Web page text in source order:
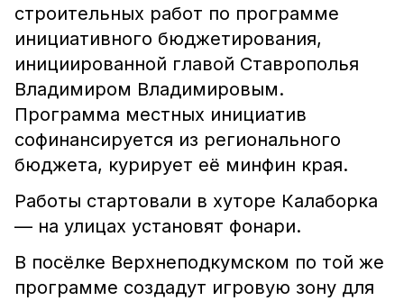
строительных работ по программе
инициативного бюджетирования,
инициированной главой Ставрополья
Владимиром Владимировым.
Программа местных инициатив
софинансируется из регионального
бюджета, курирует её минфин края.
Работы стартовали в хуторе Калаборка
— на улицах установят фонари.
В посёлке Верхнеподкумском по той же
программе создадут игровую зону для